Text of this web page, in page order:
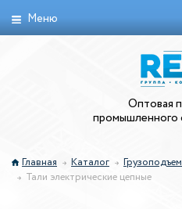
Меню
Оптовая
промышленного
Главная Каталог
Тали электрические цепные